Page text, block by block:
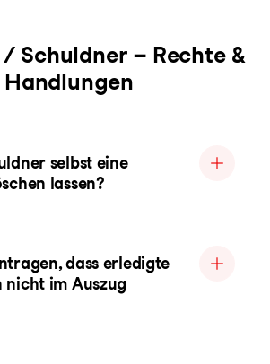
Schuldner – Rechte &
Handlungen
selbst eine
lassen?
dass erledigte
nicht im Auszug